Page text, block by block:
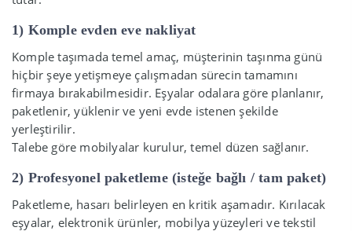
1) Komple evden eve nakliyat
Komple taşımada temel amaç, müşterinin taşınma günü
hiçbir şeye yetişmeye çalışmadan sürecin tamamını
firmaya bırakabilmesidir. Eşyalar odalara göre planlanır,
paketlenir, yüklenir ve yeni evde istenen şekilde
yerleştirilir.
Talebe göre mobilyalar kurulur, temel düzen sağlanır.
2) Profesyonel paketleme (isteğe bağlı / tam paket)
Paketleme, hasarı belirleyen en kritik aşamadır. Kırılacak
eşyalar, elektronik ürünler, mobilya yüzeyleri ve tekstil